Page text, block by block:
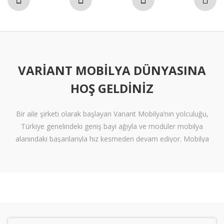
VARIANT MOBILYA DÜNYASINA
HOŞ GELDINIZ
Bir aile şirketi olarak başlayan Variant Mobilya’nın yolculuğu,
Türkiye genelindeki geniş bayi ağıyla ve modüler mobilya
alanındaki başarılarıyla hız kesmeden devam ediyor. Mobilya